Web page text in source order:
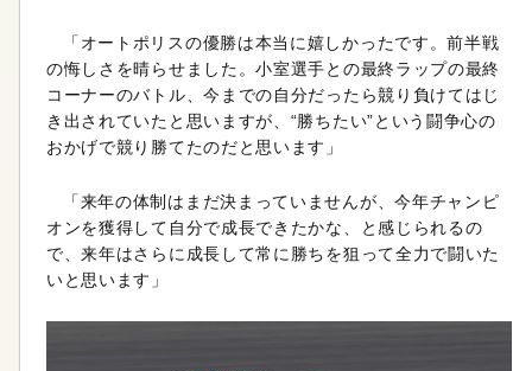
「オートポリスの優勝は本当に嬉しかったです。前半戦
の悔しさを晴らせました。小室選手との最終ラップの最終
コーナーのバトル、今までの自分だったら競り負けてはじ
き出されていたと思いますが、“勝ちたい”という闘争心の
おかげで競り勝てたのだと思います」
「来年の体制はまだ決まっていませんが、今年チャンピ
オンを獲得して自分で成長できたかな、と感じられるの
で、来年はさらに成長して常に勝ちを狙って全力で闘いた
いと思います」